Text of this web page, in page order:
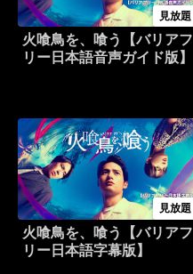
見放題
火喰鳥を、喰う【バリアフ
リー日本語音声ガイド版】
見放題
火喰鳥を、喰う【バリアフ
リー日本語字幕版】